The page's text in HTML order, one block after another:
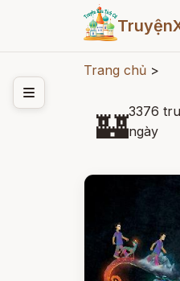
Trang chủ >
🏰3376
ngày